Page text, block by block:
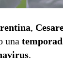
,
una
.